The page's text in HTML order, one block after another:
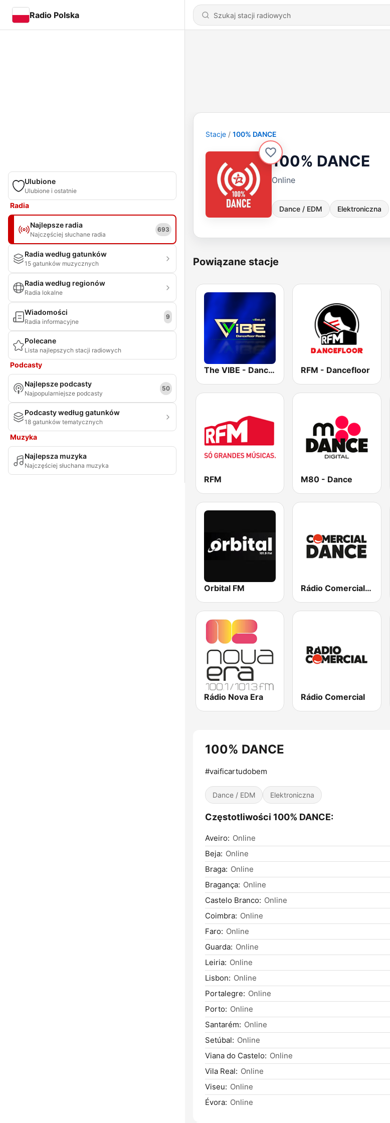
Radio Polska
Ulubione
Ulubione i ostatnie
Radia
Najlepsze radia
Najczęściej słuchane radia
693
Radia według gatunków
15 gatunków muzycznych
Radia według regionów
Radia lokalne
Wiadomości
Radia informacyjne
9
Polecane
Lista najlepszych stacji radiowych
Podcasty
Najlepsze podcasty
Najpopularniejsze podcasty
50
Podcasty według gatunków
18 gatunków tematycznych
Muzyka
Najlepsza muzyka
Najczęściej słuchana muzyka
Stacje 100% DANCE
100% DANCE
Online
Dance / EDM Elektroniczna
Powiązane stacje
The VIBE - Dancefloor Radio RFM - Dancefloor
RFM M80 - Dance
Orbital FM Rádio Comercial Dance
Rádio Nova Era Rádio Comercial
100% DANCE
#vaificartudobem
Dance / EDM Elektroniczna
Częstotliwości 100% DANCE:
Aveiro: Online
Beja: Online
Braga: Online
Bragança: Online
Castelo Branco: Online
Coimbra: Online
Faro: Online
Guarda: Online
Leiria: Online
Lisbon: Online
Portalegre: Online
Porto: Online
Santarém: Online
Setúbal: Online
Viana do Castelo: Online
Vila Real: Online
Viseu: Online
Évora: Online